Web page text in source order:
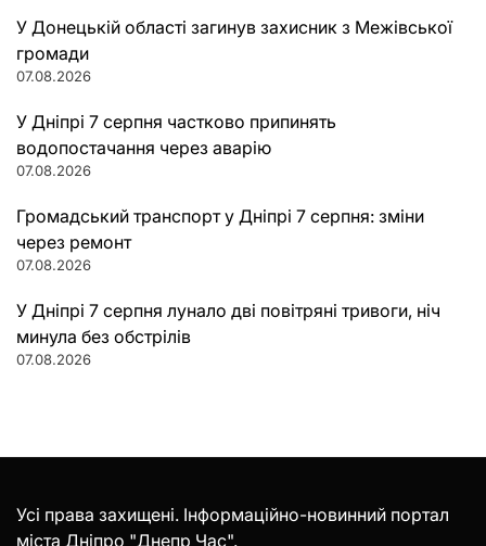
У Донецькій області загинув захисник з Межівської
громади
07.08.2026
У Дніпрі 7 серпня частково припинять
водопостачання через аварію
07.08.2026
Громадський транспорт у Дніпрі 7 серпня: зміни
через ремонт
07.08.2026
У Дніпрі 7 серпня лунало дві повітряні тривоги, ніч
минула без обстрілів
07.08.2026
Усі права захищені. Інформаційно-новинний портал
міста Дніпро "Днепр Час".